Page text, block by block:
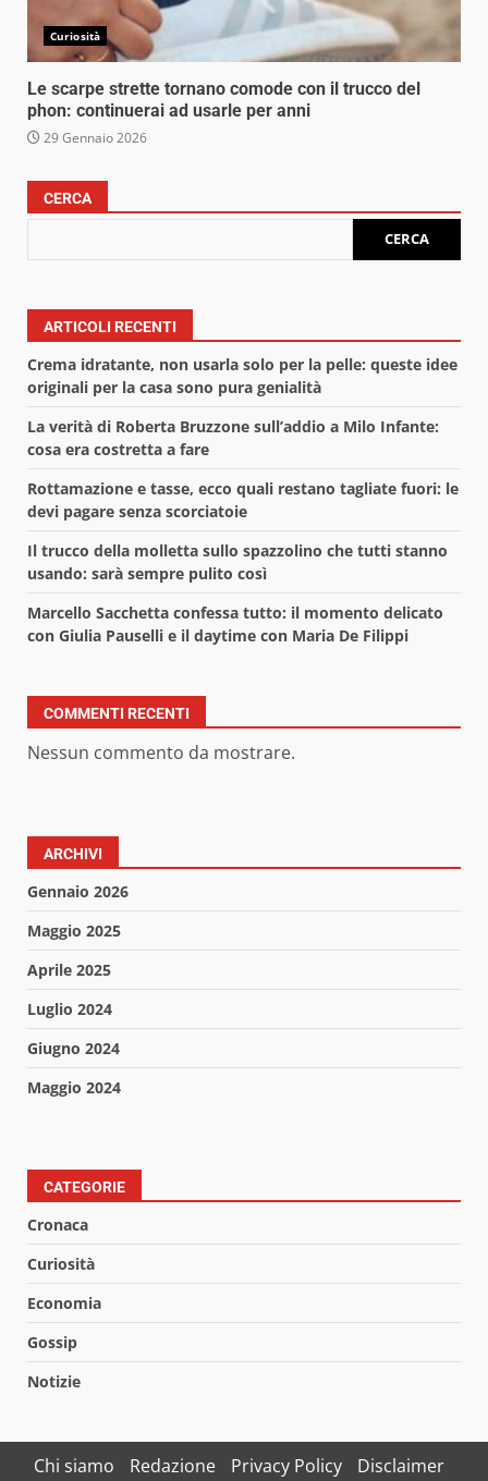
Curiosità
Le scarpe strette tornano comode con il trucco del
phon: continuerai ad usarle per anni
29 Gennaio 2026
CERCA
CERCA
ARTICOLI RECENTI
Crema idratante, non usarla solo per la pelle: queste idee
originali per la casa sono pura genialità
La verità di Roberta Bruzzone sull’addio a Milo Infante:
cosa era costretta a fare
Rottamazione e tasse, ecco quali restano tagliate fuori: le
devi pagare senza scorciatoie
Il trucco della molletta sullo spazzolino che tutti stanno
usando: sarà sempre pulito così
Marcello Sacchetta confessa tutto: il momento delicato
con Giulia Pauselli e il daytime con Maria De Filippi
COMMENTI RECENTI
Nessun commento da mostrare.
ARCHIVI
Gennaio 2026
Maggio 2025
Aprile 2025
Luglio 2024
Giugno 2024
Maggio 2024
CATEGORIE
Cronaca
Curiosità
Economia
Gossip
Notizie
Chi siamo Redazione Privacy Policy Disclaimer